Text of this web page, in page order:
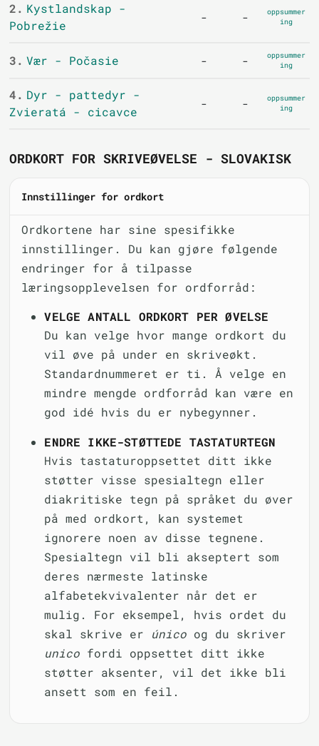
2. Kystlandskap -
Pobrežie
- -
oppsummer
ing
3. Vær - Počasie - -
oppsummer
ing
4. Dyr - pattedyr -
Zvieratá - cicavce
- -
oppsummer
ing
ORDKORT FOR SKRIVEØVELSE - SLOVAKISK
Innstillinger for ordkort
Ordkortene har sine spesifikke
innstillinger. Du kan gjøre følgende
endringer for å tilpasse
læringsopplevelsen for ordforråd:
VELGE ANTALL ORDKORT PER ØVELSE
Du kan velge hvor mange ordkort du
vil øve på under en skriveøkt.
Standardnummeret er ti. Å velge en
mindre mengde ordforråd kan være en
god idé hvis du er nybegynner.
ENDRE IKKE-STØTTEDE TASTATURTEGN
Hvis tastaturoppsettet ditt ikke
støtter visse spesialtegn eller
diakritiske tegn på språket du øver
på med ordkort, kan systemet
ignorere noen av disse tegnene.
Spesialtegn vil bli akseptert som
deres nærmeste latinske
alfabetekvivalenter når det er
mulig. For eksempel, hvis ordet du
skal skrive er único og du skriver
unico fordi oppsettet ditt ikke
støtter aksenter, vil det ikke bli
ansett som en feil.